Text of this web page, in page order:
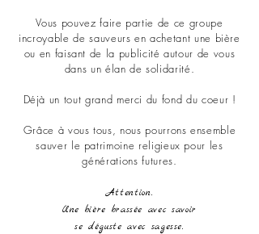
Vous pouvez faire partie de ce groupe
incroyable de sauveurs en achetant une bière
ou en faisant de la publicité autour de vous
dans un élan de solidarité.
Déjà un tout grand merci du fond du coeur !
Grâce à vous tous, nous pourrons ensemble
sauver le patrimoine religieux pour les
générations futures.
Attention.
Une bière brassée avec savoir
se déguste avec sagesse.